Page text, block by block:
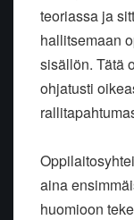
teoriassa ja
hallitsemaan
sisällön. Tätä
ohjatusti
aina
huomioon